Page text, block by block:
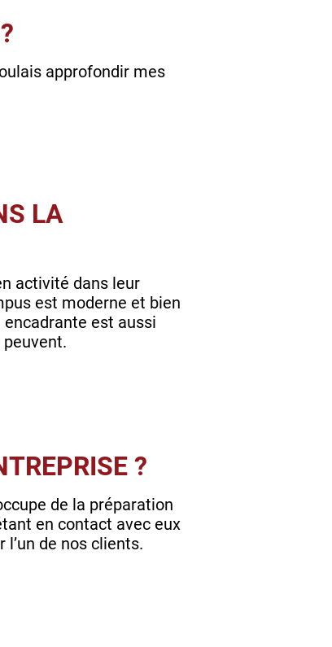
approfondir mes
LA
activité dans leur
est moderne et bien
est aussi
peuvent.
?
de la préparation
en contact avec eux
de nos clients.